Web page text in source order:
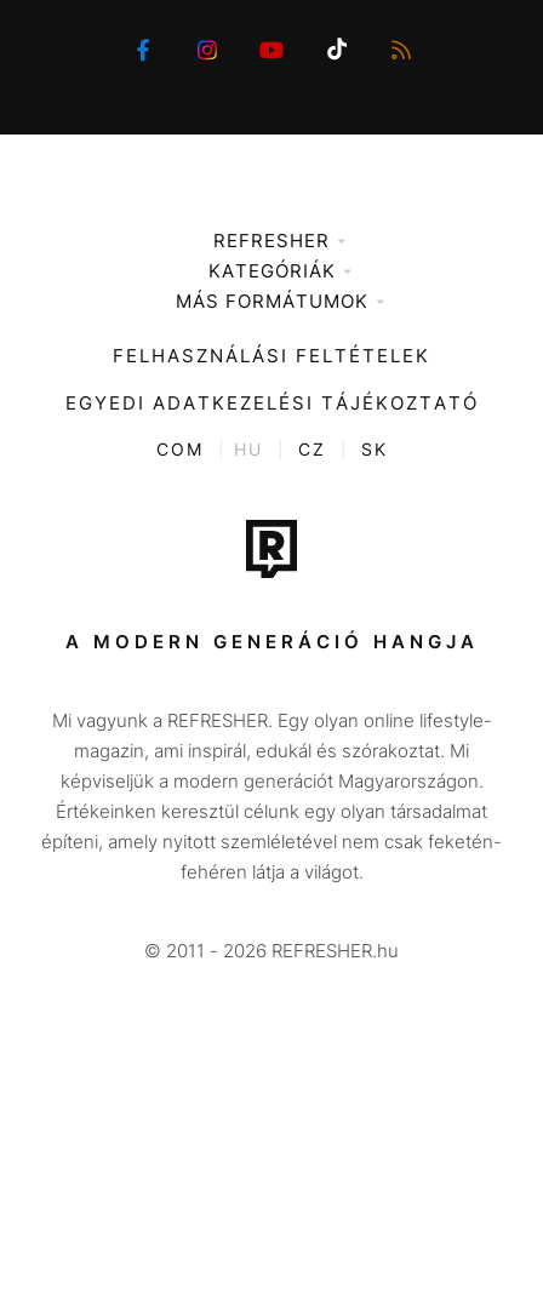
REFRESHER
Médiaajánlat
KATEGÓRIÁK
Zene
Divat
Kultúra
ENTR
Tech-Tudomány
Sport
Társadalom
Utazás
Életmód
Design
Beszélgetések
Videó
MÁS FORMÁTUMOK
FELHASZNÁLÁSI FELTÉTELEK
EGYEDI ADATKEZELÉSI TÁJÉKOZTATÓ
COM HU CZ SK
A MODERN GENERÁCIÓ HANGJA
Mi vagyunk a REFRESHER. Egy olyan online lifestyle-
magazin, ami inspirál, edukál és szórakoztat. Mi
képviseljük a modern generációt Magyarországon.
Értékeinken keresztül célunk egy olyan társadalmat
építeni, amely nyitott szemléletével nem csak feketén-
fehéren látja a világot.
© 2011 - 2026 REFRESHER.hu